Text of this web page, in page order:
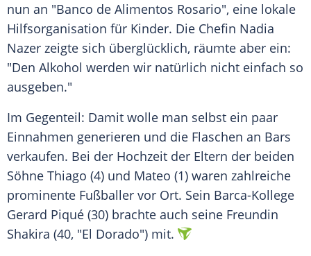
nun an "Banco de Alimentos Rosario", eine lokale
Hilfsorganisation für Kinder. Die Chefin Nadia
Nazer zeigte sich überglücklich, räumte aber ein:
"Den Alkohol werden wir natürlich nicht einfach so
ausgeben."
Im Gegenteil: Damit wolle man selbst ein paar
Einnahmen generieren und die Flaschen an Bars
verkaufen. Bei der Hochzeit der Eltern der beiden
Söhne Thiago (4) und Mateo (1) waren zahlreiche
prominente Fußballer vor Ort. Sein Barca-Kollege
Gerard Piqué (30) brachte auch seine Freundin
Shakira (40, "El Dorado") mit.